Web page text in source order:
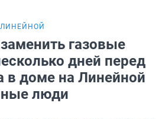
газовые
дней перед
в доме на Линейной
люди